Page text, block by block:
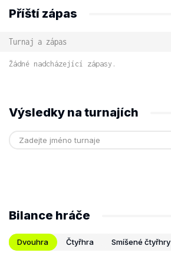
Příští zápas
Turnaj a zápas
Žádné nadcházející zápasy.
Výsledky na turnajích
Bilance hráče
Dvouhra Čtyřhra Smíšené čtyřhry